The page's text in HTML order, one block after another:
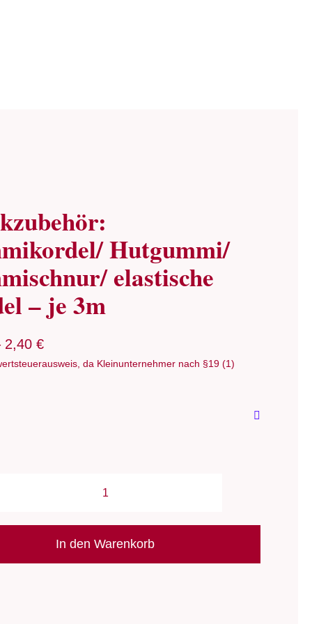
Hutgummi/
elastische
– je 3m
2,40 €
da Kleinunternehmer nach §19 (1)
Hutgummi/
In den Warenkorb